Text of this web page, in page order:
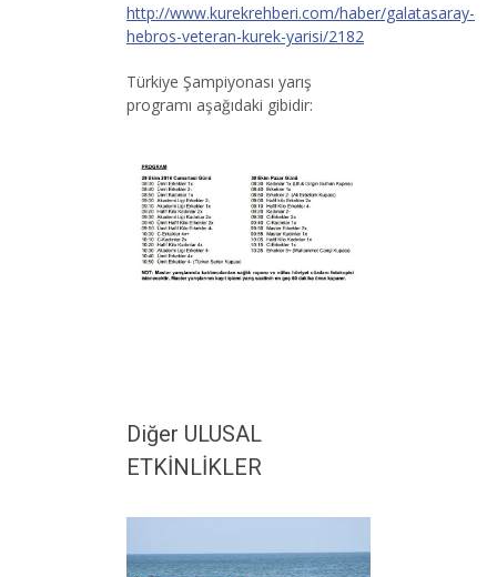
http://www.kurekrehberi.com/haber/galatasaray-
hebros-veteran-kurek-yarisi/2182
Türkiye Şampiyonası yarış
programı aşağıdaki gibidir:
Diğer ULUSAL
ETKİNLİKLER